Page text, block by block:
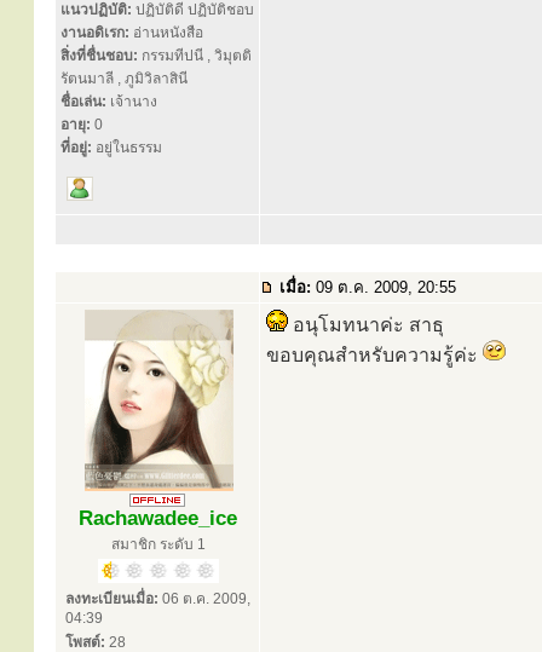
แนวปฏิบัติ: ปฏิบัติดี ปฏิบัติชอบ
งานอดิเรก: อ่านหนังสือ
สิ่งที่ชื่นชอบ: กรรมทีปนี , วิมุตติ
รัตนมาลี , ภูมิวิลาสินี
ชื่อเล่น: เจ้านาง
อายุ: 0
ที่อยู่: อยู่ในธรรม
เมื่อ: 09 ต.ค. 2009, 20:55
Rachawadee_ice
สมาชิก ระดับ 1
ลงทะเบียนเมื่อ: 06 ต.ค. 2009,
04:39
โพสต์: 28
อนุโมทนาค่ะ สาธุ
ขอบคุณสำหรับความรู้ค่ะ